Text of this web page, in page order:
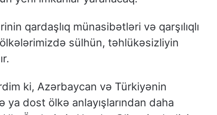
qardaşlıq münasibətləri və qarşılıqlı
sülhün, təhlükəsizliyin
ki, Azərbaycan və Türkiyənin
dost ölkə anlayışlarından daha